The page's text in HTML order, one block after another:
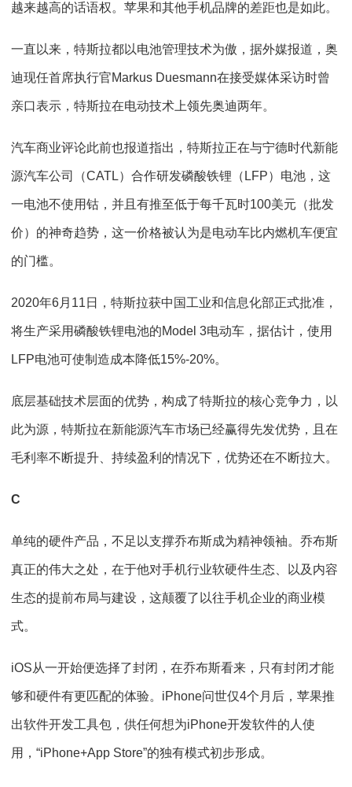
越来越高的话语权。苹果和其他手机品牌的差距也是如此。
一直以来，特斯拉都以电池管理技术为傲，据外媒报道，奥
迪现任首席执行官Markus Duesmann在接受媒体采访时曾
亲口表示，特斯拉在电动技术上领先奥迪两年。
汽车商业评论此前也报道指出，特斯拉正在与宁德时代新能
源汽车公司（CATL）合作研发磷酸铁锂（LFP）电池，这
一电池不使用钴，并且有推至低于每千瓦时100美元（批发
价）的神奇趋势，这一价格被认为是电动车比内燃机车便宜
的门槛。
2020年6月11日，特斯拉获中国工业和信息化部正式批准，
将生产采用磷酸铁锂电池的Model 3电动车，据估计，使用
LFP电池可使制造成本降低15%-20%。
底层基础技术层面的优势，构成了特斯拉的核心竞争力，以
此为源，特斯拉在新能源汽车市场已经赢得先发优势，且在
毛利率不断提升、持续盈利的情况下，优势还在不断拉大。
C
单纯的硬件产品，不足以支撑乔布斯成为精神领袖。乔布斯
真正的伟大之处，在于他对手机行业软硬件生态、以及内容
生态的提前布局与建设，这颠覆了以往手机企业的商业模
式。
iOS从一开始便选择了封闭，在乔布斯看来，只有封闭才能
够和硬件有更匹配的体验。iPhone问世仅4个月后，苹果推
出软件开发工具包，供任何想为iPhone开发软件的人使
用，“iPhone+App Store”的独有模式初步形成。